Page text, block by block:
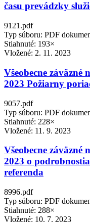
času prevádzky
9121.pdf
Typ súboru: PDF
Stiahnuté: 193×
Vložené: 2. 11. 2023
Všeobecne záväzné
2023 Požiarny
9057.pdf
Typ súboru: PDF
Stiahnuté: 228×
Vložené: 11. 9. 2023
Všeobecne záväzné
2023 o
referenda
8996.pdf
Typ súboru: PDF
Stiahnuté: 288×
Vložené: 10. 7. 2023